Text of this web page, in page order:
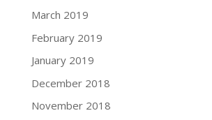
March 2019
February 2019
January 2019
December 2018
November 2018